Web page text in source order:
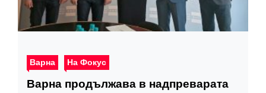
Варна На Фокус
Варна продължава в надпреварата